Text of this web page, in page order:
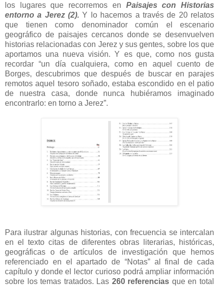
los lugares que recorremos en Paisajes con Historias
entorno a Jerez (2).Y lo hacemos a través de 20 relatos
que tienen como denominador común el escenario
geográfico de paisajes cercanos donde se desenvuelven
historias relacionadas con Jerez y sus gentes, sobre los que
aportamos una nueva visión. Y es que, como nos gusta
recordar “un día cualquiera, como en aquel cuento de
Borges, descubrimos que después de buscar en parajes
remotos aquel tesoro soñado, estaba escondido en el patio
de nuestra casa, donde nunca hubiéramos imaginado
encontrarlo: en torno a Jerez”.
Para ilustrar algunas historias, con frecuencia se intercalan
en el texto citas de diferentes obras literarias, históricas,
geográficas o de artículos de investigación que hemos
referenciado en el apartado de “Notas” al final de cada
capítulo y donde el lector curioso podrá ampliar información
sobre los temas tratados. Las 260 referencias que en total